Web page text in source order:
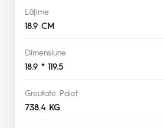
Lăţime
18.9 CM
Dimensiune
18.9 * 119.5
Greutate Palet
738.4 KG